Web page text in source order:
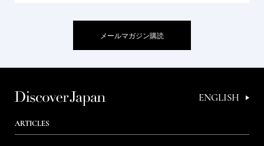
メールマガジン購読
ENGLISH
ARTICLES